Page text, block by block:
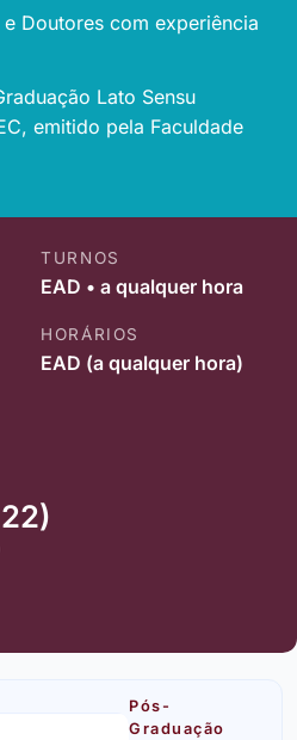
Doutores com experiência
Lato Sensu
emitido pela Faculdade
TURNOS
EAD • a qualquer hora
HORÁRIOS
EAD (a qualquer hora)
Pós-
Graduação